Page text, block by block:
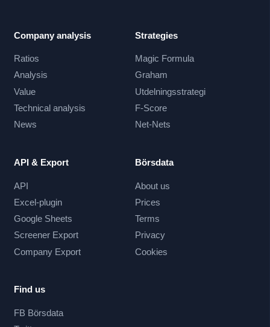
Company analysis
Ratios
Analysis
Value
Technical analysis
News
Strategies
Magic Formula
Graham
Utdelningsstrategi
F-Score
Net-Nets
API & Export
API
Excel-plugin
Google Sheets
Screener Export
Company Export
Börsdata
About us
Prices
Terms
Privacy
Cookies
Find us
FB Börsdata